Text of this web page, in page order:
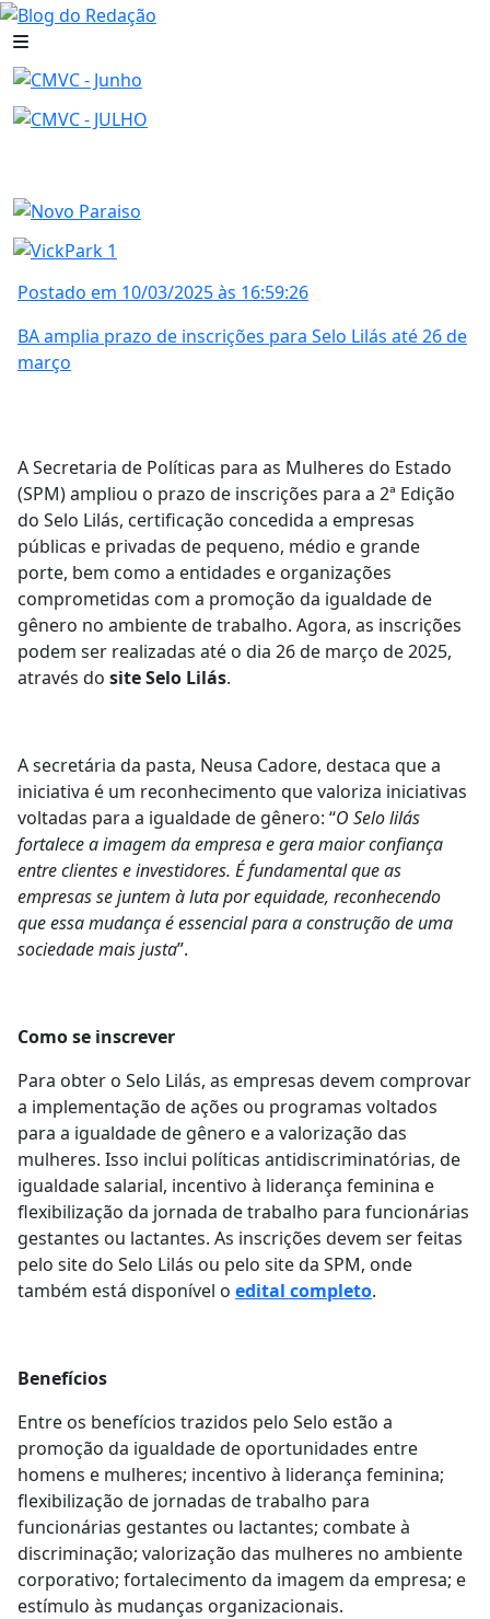
Postado em 10/03/2025 às 16:59:26
BA amplia prazo de inscrições para Selo Lilás até 26 de
março
A Secretaria de Políticas para as Mulheres do Estado
(SPM) ampliou o prazo de inscrições para a 2ª Edição
do Selo Lilás, certificação concedida a empresas
públicas e privadas de pequeno, médio e grande
porte, bem como a entidades e organizações
comprometidas com a promoção da igualdade de
gênero no ambiente de trabalho. Agora, as inscrições
podem ser realizadas até o dia 26 de março de 2025,
através do site Selo Lilás.
A secretária da pasta, Neusa Cadore, destaca que a
iniciativa é um reconhecimento que valoriza iniciativas
voltadas para a igualdade de gênero: “O Selo lilás
fortalece a imagem da empresa e gera maior confiança
entre clientes e investidores. É fundamental que as
empresas se juntem à luta por equidade, reconhecendo
que essa mudança é essencial para a construção de uma
sociedade mais justa”.
Como se inscrever
Para obter o Selo Lilás, as empresas devem comprovar
a implementação de ações ou programas voltados
para a igualdade de gênero e a valorização das
mulheres. Isso inclui políticas antidiscriminatórias, de
igualdade salarial, incentivo à liderança feminina e
flexibilização da jornada de trabalho para funcionárias
gestantes ou lactantes. As inscrições devem ser feitas
pelo site do Selo Lilás ou pelo site da SPM, onde
também está disponível o edital completo.
Benefícios
Entre os benefícios trazidos pelo Selo estão a
promoção da igualdade de oportunidades entre
homens e mulheres; incentivo à liderança feminina;
flexibilização de jornadas de trabalho para
funcionárias gestantes ou lactantes; combate à
discriminação; valorização das mulheres no ambiente
corporativo; fortalecimento da imagem da empresa; e
estímulo às mudanças organizacionais.